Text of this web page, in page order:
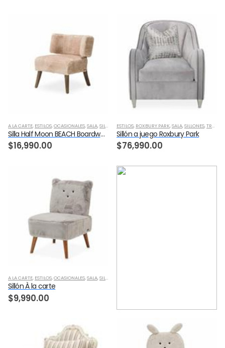
A LA CARTE, ESTILOS,OCASIONALES,SALA,SILLONES
Silla Half Moon BEACH Boardwalk À la carte
$16,990.00
ESTILOS, ROXBURY PARK,SALA,SILLONES,TRANSICIONAL
Sillón a juego Roxbury Park
$76,990.00
A LA CARTE, ESTILOS,OCASIONALES,SALA,SILLONES
Sillón À la carte
$9,990.00
Sillón Ariana Beige Oro
45,790.00